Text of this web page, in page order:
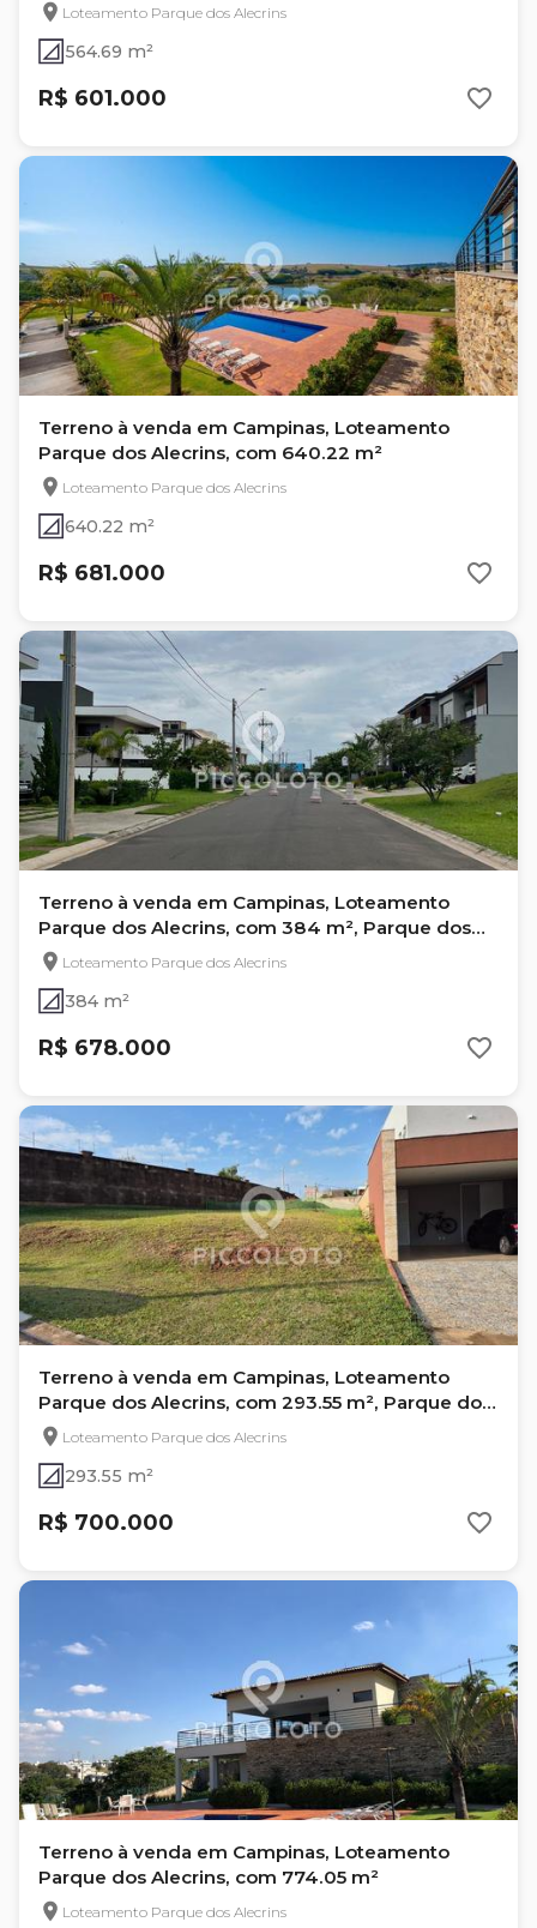
Loteamento Parque dos Alecrins
564.69 m²
R$ 601.000
Terreno à venda em Campinas, Loteamento
Parque dos Alecrins, com 640.22 m²
Loteamento Parque dos Alecrins
640.22 m²
R$ 681.000
Terreno à venda em Campinas, Loteamento
Parque dos Alecrins, com 384 m², Parque dos
Alecrins
Loteamento Parque dos Alecrins
384 m²
R$ 678.000
Terreno à venda em Campinas, Loteamento
Parque dos Alecrins, com 293.55 m², Parque dos
Alecrins
Loteamento Parque dos Alecrins
293.55 m²
R$ 700.000
Terreno à venda em Campinas, Loteamento
Parque dos Alecrins, com 774.05 m²
Loteamento Parque dos Alecrins